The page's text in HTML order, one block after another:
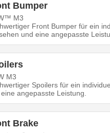
Bumper
M3
Front Bumper für ein
und eine angepasste
M3
Spoilers für ein
angepasste Leistung.
Brake